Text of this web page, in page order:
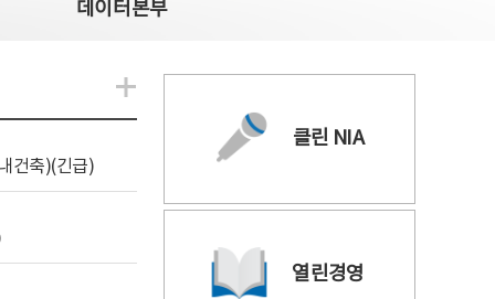
데이터본부
건축)(긴급)
알림관련 더보기
클린 NIA
열린경영